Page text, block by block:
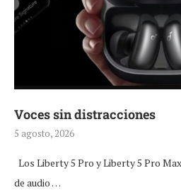
Voces sin distracciones
5 agosto, 2026
Los Liberty 5 Pro y Liberty 5 Pro
de audio …